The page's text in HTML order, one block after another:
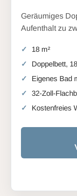
Geräumiges
Aufenthalt zu
18 m²
Doppelbett,
Eigenes Bad
32-Zoll-
Kostenfreies